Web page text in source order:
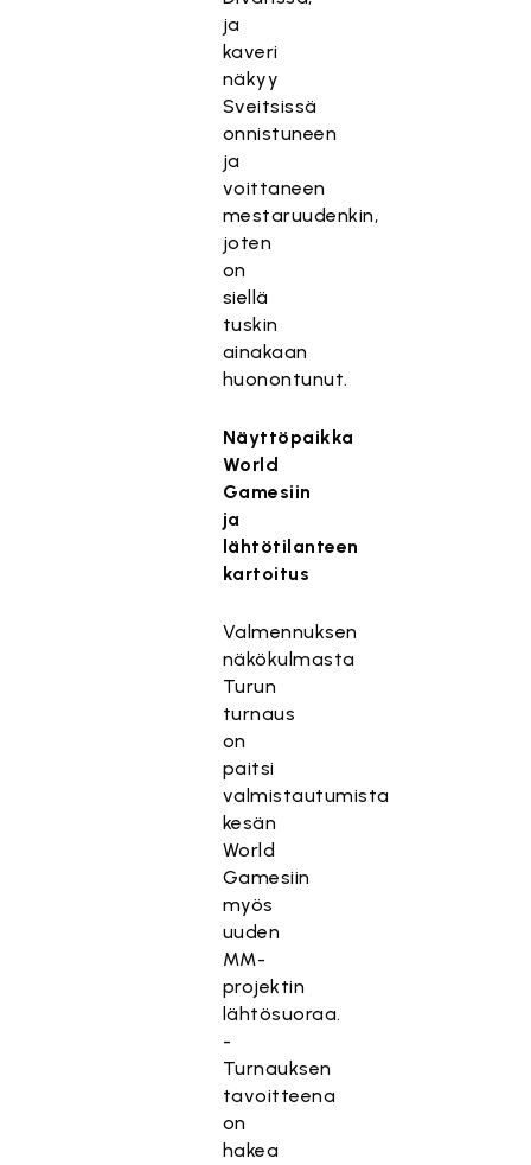
ja
kaveri
näkyy
Sveitsissä
onnistuneen
ja
voittaneen
mestaruudenkin,
joten
on
siellä
tuskin
ainakaan
huonontunut.
Näyttöpaikka
World
Gamesiin
ja
lähtötilanteen
kartoitus
Valmennuksen
näkökulmasta
Turun
turnaus
on
paitsi
valmistautumista
kesän
World
Gamesiin
myös
uuden
MM-
projektin
lähtösuoraa.
-
Turnauksen
tavoitteena
on
hakea